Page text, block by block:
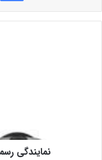
نمایندگی